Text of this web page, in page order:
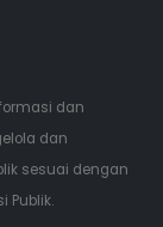
dan
dan
sesuai dengan
Publik.